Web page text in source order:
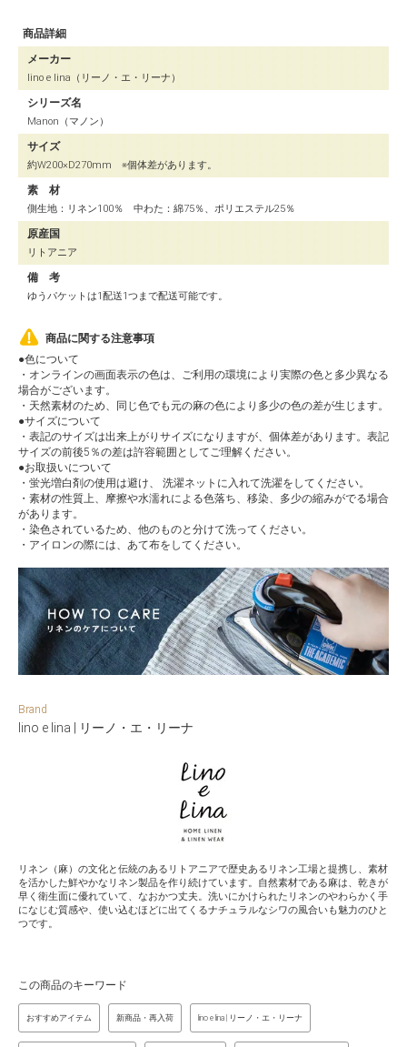
商品詳細
メーカー
lino e lina（リーノ・エ・リーナ）
シリーズ名
Manon（マノン）
サイズ
約W200×D270mm ※個体差があります。
素 材
側生地：リネン100％ 中わた：綿75％、ポリエステル25％
原産国
リトアニア
備 考
ゆうパケットは1配送1つまで配送可能です。
商品に関する注意事項
●色について
・オンラインの画面表示の色は、ご利用の環境により実際の色と多少異なる
場合がございます。
・天然素材のため、同じ色でも元の麻の色により多少の色の差が生じます。
●サイズについて
・表記のサイズは出来上がりサイズになりますが、個体差があります。表記
サイズの前後5％の差は許容範囲としてご理解ください。
●お取扱いについて
・蛍光増白剤の使用は避け、 洗濯ネットに入れて洗濯をしてください。
・素材の性質上、摩擦や水濡れによる色落ち、移染、多少の縮みがでる場合
があります。
・染色されているため、他のものと分けて洗ってください。
・アイロンの際には、あて布をしてください。
Brand
lino e lina | リーノ・エ・リーナ
リネン（麻）の文化と伝統のあるリトアニアで歴史あるリネン工場と提携し、素材
を活かした鮮やかなリネン製品を作り続けています。自然素材である麻は、乾きが
早く衛生面に優れていて、なおかつ丈夫。洗いにかけられたリネンのやわらかく手
になじむ質感や、使い込むほどに出てくるナチュラルなシワの風合いも魅力のひと
つです。
この商品のキーワード
おすすめアイテム 新商品・再入荷 lino e lina | リーノ・エ・リーナ